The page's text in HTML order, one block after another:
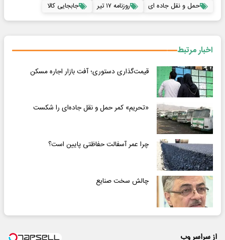
حمل و نقل جاده ای
روزنامه ۱۷ تیر جابجایی کالا
اخبار مرتبط
قیمت‌گذاری دستوری؛ آفت بازار اجاره مسکن
«تحریم» کمر حمل و نقل جاده‌ای را شکست
چرا عمر آسفالت حفاظتی پایین است؟
چالش سخت صنایع
از سراسر وب